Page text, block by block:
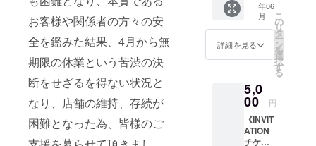
お客様や関係者の方々の安
全を鑑みた結果、4月から無
期限の休業という苦渋の決
断をせざるを得ない状況と
なり、店舗の維持、存続が
困難となった為、皆様のご
希望の
受け取
り方法
をご選
の受け
取り、
又は全
国への
郵送が
を3枚リ
ターン
させて
頂きま
す。 営
業再開
ての
パー
ティー
でご利
用可能
です。
年06
月
詳細を見る
こ
の
リ
タ
ー
ン
を
選
択
す
る
5,0
00 円
《INVIT
ATION
チケッ